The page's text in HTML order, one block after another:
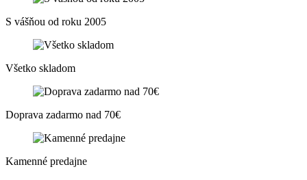
S vášňou od roku 2005
Všetko skladom
Doprava zadarmo nad 70€
Kamenné predajne